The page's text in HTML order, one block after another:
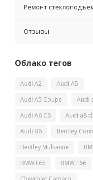
Ремонт
Отзывы
Облако тегов
Audi A2
Audi A5
Audi A5 Coupe
Audi
Audi A6 C6
Audi a8
Audi B6
Bentley
Bentley Mulsanne
BMW E65
BMW E66